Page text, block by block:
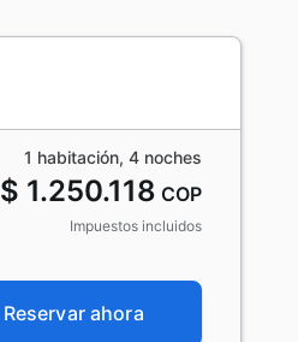
1 habitación, 4 noches
$ 1.250.118 COP
Impuestos incluidos
Reservar ahora